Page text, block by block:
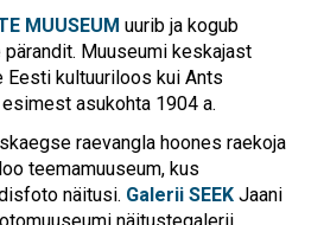
MUUSEUM uurib ja kogub
pärandit. Muuseumi keskajast
Eesti kultuuriloos kui Ants
asukohta 1904 a.
raevangla hoones raekoja
teemamuuseum, kus
näitusi. Galerii SEEK Jaani